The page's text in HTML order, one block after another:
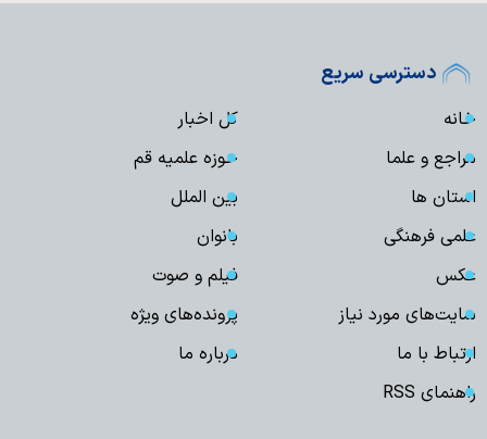
دسترسی سریع
خانه
کل اخبار
مراجع و علما
حوزه علمیه قم
استان ها
بین الملل
علمی فرهنگی
بانوان
عکس
فیلم و صوت
سایت‌های مورد نیاز
پرونده‌های ویژه
ارتباط با ما
درباره ما
راهنمای RSS